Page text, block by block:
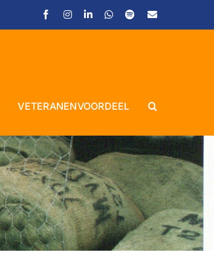
FacebookInstagramLinkedInWhatsApp
SpotifyE-
VETERANENVOORDEEL
Close